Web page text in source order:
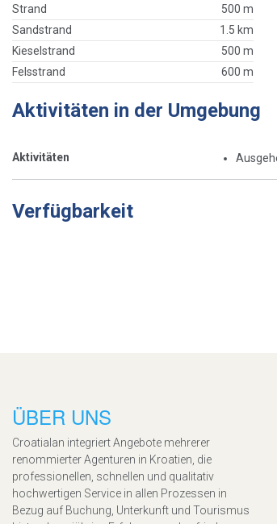
Strand
500 m
Sandstrand
1.5 km
Kieselstrand
500 m
Felsstrand
600 m
Aktivitäten in der Umgebung
Aktivitäten
Verfügbarkeit
ÜBER UNS
Croatialan integriert Angebote mehrerer
renommierter Agenturen in Kroatien, die
professionellen, schnellen und qualitativ
hochwertigen Service in allen Prozessen in
Bezug auf Buchung, Unterkunft und Tourismus